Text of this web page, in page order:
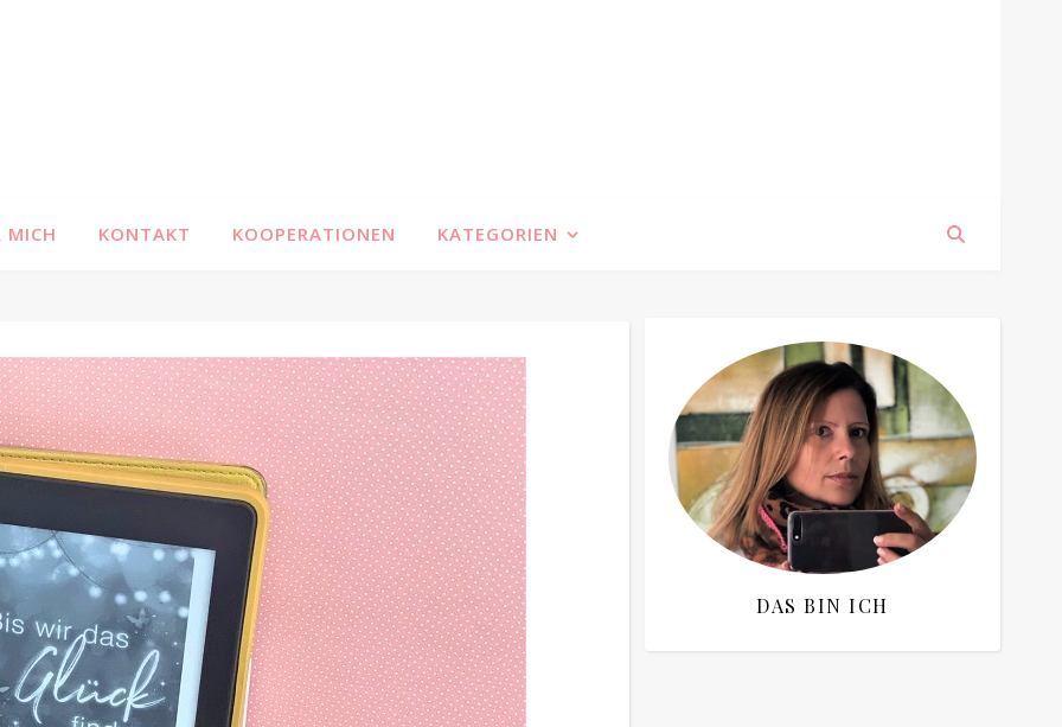
MICH KONTAKT KOOPERATIONEN KATEGORIEN
DAS BIN ICH